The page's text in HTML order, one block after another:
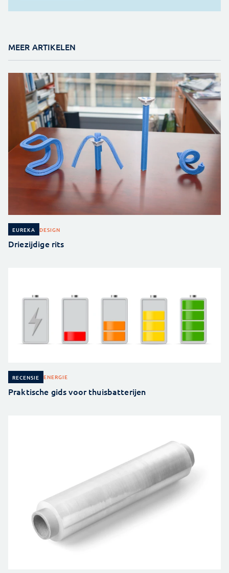
MEER ARTIKELEN
EUREKA DESIGN
Driezijdige rits
RECENSIE ENERGIE
Praktische gids voor thuisbatterijen